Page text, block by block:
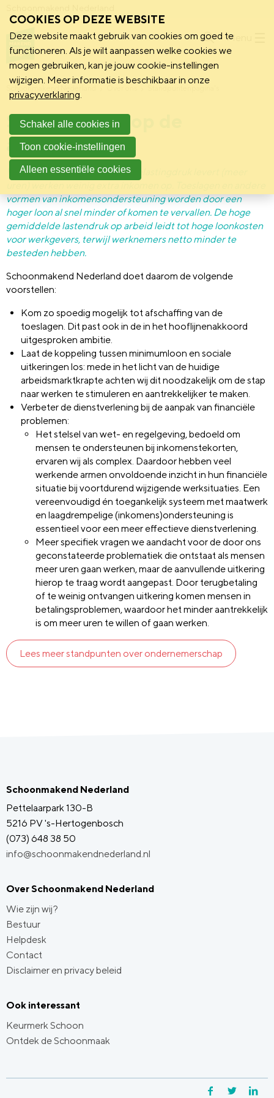
Menu
Schoonmakend Nederland
Standpunt: Stop de
armoedeval
Vanwege de hoge marginale belastingdruk levert (meer
vormen van inkomensondersteuning worden door een
hoger loon al snel minder of komen te vervallen. De hoge
gemiddelde lastendruk op arbeid leidt tot hoge loonkosten
voor werkgevers, terwijl werknemers netto minder te
besteden hebben.
Schoonmakend Nederland doet daarom de volgende
voorstellen:
Kom zo spoedig mogelijk tot afschaffing van de
toeslagen. Dit past ook in de in het hooflijnenakkoord
uitgesproken ambitie.
Laat de koppeling tussen minimumloon en sociale
uitkeringen los: mede in het licht van de huidige
arbeidsmarktkrapte achten wij dit noodzakelijk om de stap
naar werken te stimuleren en aantrekkelijker te maken.
Verbeter de dienstverlening bij de aanpak van financiële
problemen:
Het stelsel van wet- en regelgeving, bedoeld om
mensen te ondersteunen bij inkomenstekorten,
ervaren wij als complex. Daardoor hebben veel
werkende armen onvoldoende inzicht in hun financiële
situatie bij voortdurend wijzigende werksituaties. Een
vereenvoudigd én toegankelijk systeem met maatwerk
en laagdrempelige (inkomens)ondersteuning is
essentieel voor een meer effectieve dienstverlening.
Meer specifiek vragen we aandacht voor de door ons
geconstateerde problematiek die ontstaat als mensen
meer uren gaan werken, maar de aanvullende uitkering
hierop te traag wordt aangepast. Door terugbetaling
of te weinig ontvangen uitkering komen mensen in
betalingsproblemen, waardoor het minder aantrekkelijk
is om meer uren te willen of gaan werken.
Lees meer standpunten over ondernemerschap
Schoonmakend Nederland
Pettelaarpark 130-B
5216 PV 's-Hertogenbosch
(073) 648 38 50
info@schoonmakendnederland.nl
Over Schoonmakend Nederland
Wie zijn wij?
Bestuur
Helpdesk
Contact
Disclaimer en privacy beleid
Ook interessant
Keurmerk Schoon
Ontdek de Schoonmaak
Facebook
Twitter
COOKIES OP DEZE WEBSITE
Deze website maakt gebruik van cookies om goed te
functioneren. Als je wilt aanpassen welke cookies we
mogen gebruiken, kan je jouw cookie-instellingen
wijzigen. Meer informatie is beschikbaar in onze
privacyverklaring.
Schakel alle cookies in
Toon cookie-instellingen
Alleen essentiële cookies